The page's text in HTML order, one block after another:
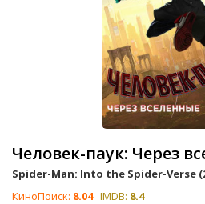
Человек-паук: Через
Spider-Man: Into the Spider-Verse
КиноПоиск: 8.04 IMDB: 8.4